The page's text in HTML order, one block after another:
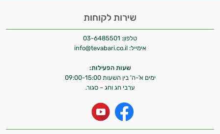
שירות לקוחות
טלפון: 03-6485501
אימייל: info@tevabari.co.il
שעות הפעילות:
ימים א'-ה' בין השעות 09:00-15:00
ערבי חג וחג – סגור.